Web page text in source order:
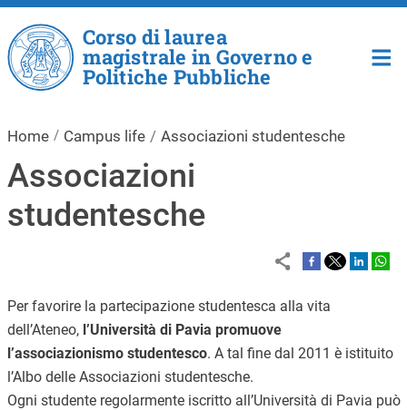
Salta al contenuto principale
Corso di laurea
magistrale in Governo e
Politiche Pubbliche
Home Campus life Associazioni studentesche
Associazioni
studentesche
Per favorire la partecipazione studentesca alla vita
dell’Ateneo,l’Università di Pavia promuove
l’associazionismo studentesco. A tal fine dal 2011 è istituito
l’Albo delle Associazioni studentesche.
Ogni studente regolarmente iscritto all’Università di Pavia può